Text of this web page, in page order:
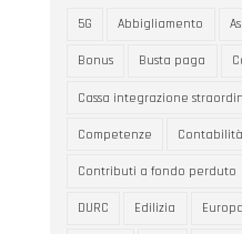
5G Abbigliamento
Bonus Busta paga
Cassa integrazione
Competenze Contabilità
Contributi a fondo perduto
DURC Edilizia Europa